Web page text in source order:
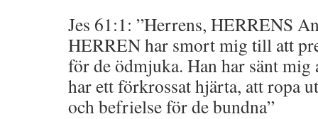
Jes 61:1: ”Herrens, HERRENS
HERREN har smort mig till att
för de ödmjuka. Han har sänt
har ett förkrossat hjärta, att ropa
och befrielse för de bundna”